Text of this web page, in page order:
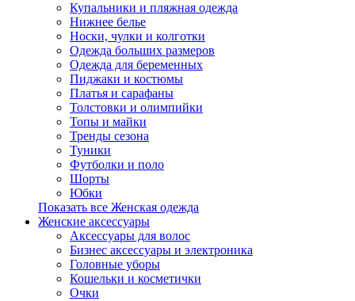
Купальники и пляжная одежда
Нижнее белье
Носки, чулки и колготки
Одежда больших размеров
Одежда для беременных
Пиджаки и костюмы
Платья и сарафаны
Толстовки и олимпийки
Топы и майки
Тренды сезона
Туники
Футболки и поло
Шорты
Юбки
Показать все Женская одежда
Женские аксессуары
Аксессуары для волос
Бизнес аксессуары и электроника
Головные уборы
Кошельки и косметички
Очки